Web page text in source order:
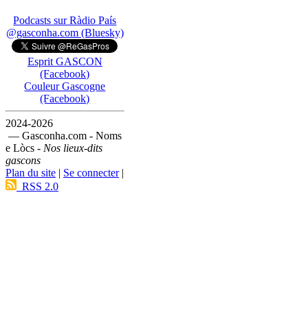
Podcasts sur Ràdio País
@gasconha.com (Bluesky)
Esprit GASCON
(Facebook)
Couleur Gascogne
(Facebook)
2024-2026
— Gasconha.com - Noms
e Lòcs - Nos lieux-dits
gascons
Plan du site | Se connecter|
RSS 2.0